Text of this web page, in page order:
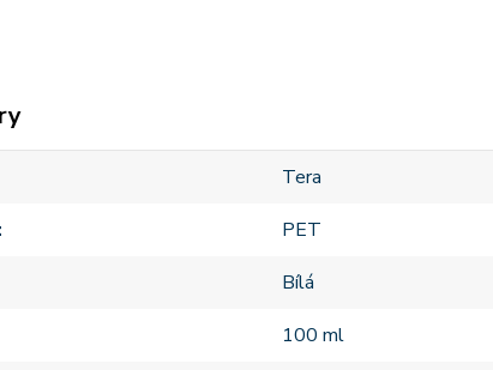
Tera
PET
Bílá
100 ml